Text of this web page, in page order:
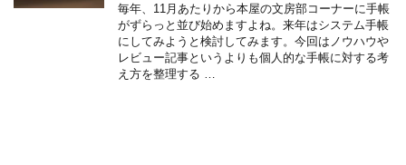
毎年、11月あたりから本屋の文房部コーナーに手帳
がずらっと並び始めますよね。来年はシステム手帳
にしてみようと検討してみます。今回はノウハウや
レビュー記事というよりも個人的な手帳に対する考
え方を整理する …